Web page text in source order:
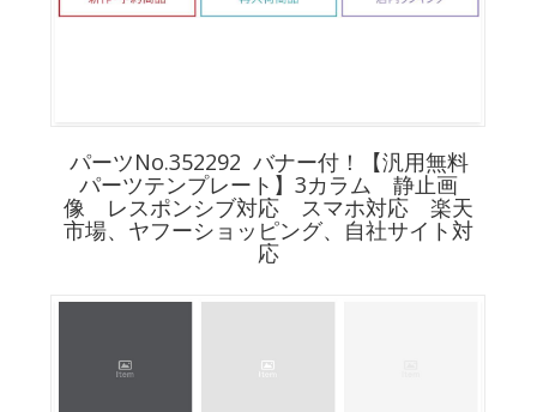
パーツNo.352292 バナー付！【汎用無料
パーツテンプレート】3カラム 静止画
像 レスポンシブ対応 スマホ対応 楽天
市場、ヤフーショッピング、自社サイト対
応